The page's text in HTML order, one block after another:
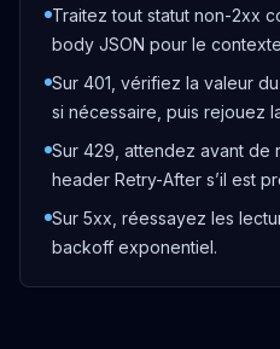
GET
Search media
/media
GET
Get media tags
Traitez tout statut non-2xx
body JSON pour le
Sur 401, vérifiez la valeur
si nécessaire, puis rejouez
Sur 429, attendez avant de
header Retry-After s’il est
Sur 5xx, réessayez les
backoff exponentiel.